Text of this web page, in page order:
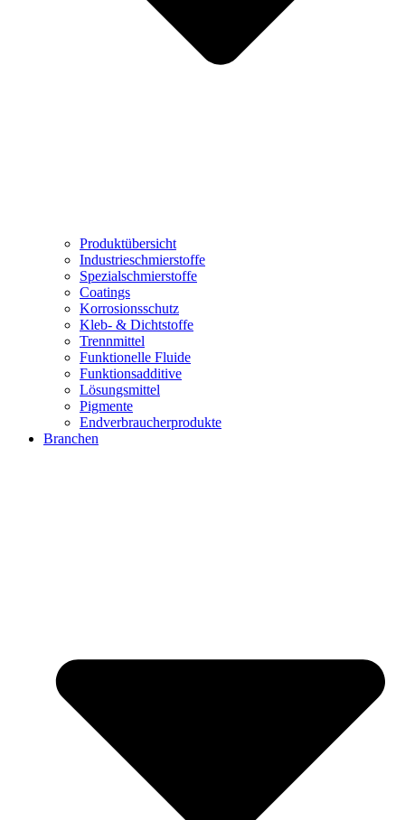
Produktübersicht
Industrieschmierstoffe
Spezialschmierstoffe
Coatings
Korrosionsschutz
Kleb- & Dichtstoffe
Trennmittel
Funktionelle Fluide
Funktionsadditive
Lösungsmittel
Pigmente
Endverbraucherprodukte
Branchen